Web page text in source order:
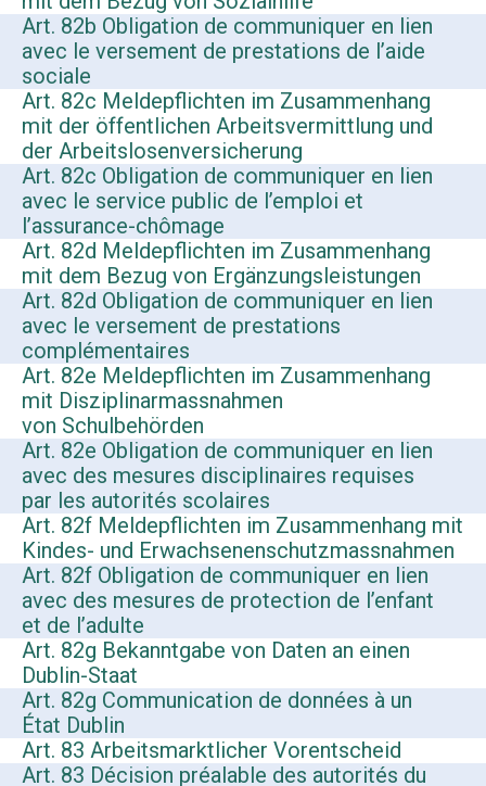
Art. 82b Obligation de communiquer en lien
avec le versement de prestations de l’aide
sociale
Art. 82c Meldepflichten im Zusammenhang
mit der öffentlichen Arbeitsvermittlung und
der Arbeitslosenversicherung
Art. 82c Obligation de communiquer en lien
avec le service public de l’emploi et
l’assurance-chômage
Art. 82d Meldepflichten im Zusammenhang
mit dem Bezug von Ergänzungsleistungen
Art. 82d Obligation de communiquer en lien
avec le versement de prestations
complémentaires
Art. 82e Meldepflichten im Zusammenhang
mit Disziplinarmassnahmen
von Schulbehörden
Art. 82e Obligation de communiquer en lien
avec des mesures disciplinaires requises
par les autorités scolaires
Art. 82f Meldepflichten im Zusammenhang mit
Kindes- und Erwachsenenschutzmassnahmen
Art. 82f Obligation de communiquer en lien
avec des mesures de protection de l’enfant
et de l’adulte
Art. 82g Bekanntgabe von Daten an einen
Dublin-Staat
Art. 82g Communication de données à un
État Dublin
Art. 83 Arbeitsmarktlicher Vorentscheid
Art. 83 Décision préalable des autorités du